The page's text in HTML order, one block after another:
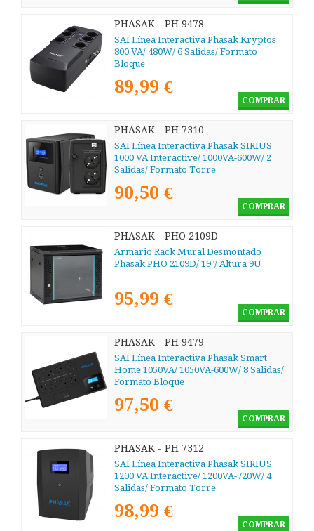
PHASAK - PH 9478
SAI Línea Interactiva Phasak Kryptos
800 VA/ 480W/ 6 Salidas/ Formato
Bloque
89,99 €
COMPRAR
PHASAK - PH 7310
SAI Línea Interactiva Phasak SIRIUS
1000 VA Interactive/ 1000VA-600W/ 2
Salidas/ Formato Torre
90,50 €
COMPRAR
PHASAK - PHO 2109D
Armario Rack Mural Desmontado
Phasak PHO 2109D/ 19"/ Altura 9U
95,99 €
COMPRAR
PHASAK - PH 9479
SAI Línea Interactiva Phasak Smart
Home 1050VA/ 1050VA-600W/ 8 Salidas/
Formato Bloque
97,50 €
COMPRAR
PHASAK - PH 7312
SAI Línea Interactiva Phasak SIRIUS
1200 VA Interactive/ 1200VA-720W/ 4
Salidas/ Formato Torre
98,99 €
COMPRAR